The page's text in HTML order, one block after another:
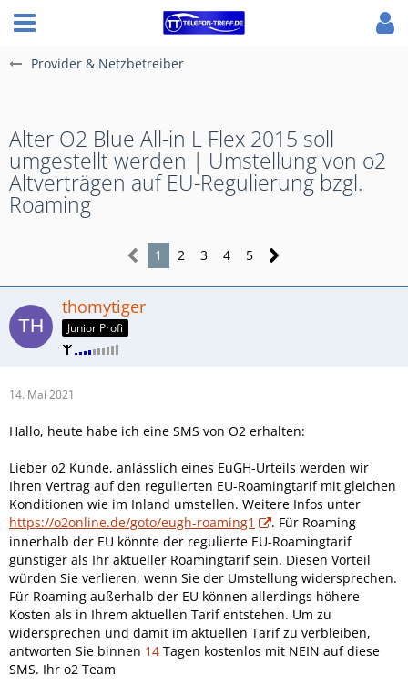
Provider & Netzbetreiber
Alter O2 Blue All-in L Flex 2015 soll
umgestellt werden | Umstellung von o2
Altverträgen auf EU-Regulierung bzgl.
Roaming
1 2 3 4 5
thomytiger
Junior Profi
14. Mai 2021
Hallo, heute habe ich eine SMS von O2 erhalten:
Lieber o2 Kunde, anlässlich eines EuGH-Urteils werden wir
Ihren Vertrag auf den regulierten EU-Roamingtarif mit gleichen
Konditionen wie im Inland umstellen. Weitere Infos unter
https://o2online.de/goto/eugh-roaming1
. Für Roaming
innerhalb der EU könnte der regulierte EU-Roamingtarif
günstiger als Ihr aktueller Roamingtarif sein. Diesen Vorteil
würden Sie verlieren, wenn Sie der Umstellung widersprechen.
Für Roaming außerhalb der EU können allerdings höhere
Kosten als in Ihrem aktuellen Tarif entstehen. Um zu
widersprechen und damit im aktuellen Tarif zu verbleiben,
antworten Sie binnen 14 Tagen kostenlos mit NEIN auf diese
SMS. Ihr o2 Team